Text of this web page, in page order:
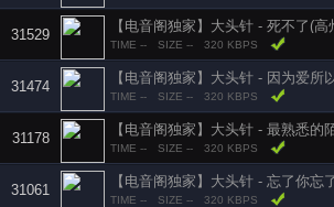
31529
【电音阁独家】大头针 - 死不了(
TIME -- SIZE -- 320 KBPS
31474
【电音阁独家】大头针 - 因为爱
TIME -- SIZE -- 320 KBPS
31178
【电音阁独家】大头针 - 最熟悉
TIME -- SIZE -- 320 KBPS
31061
【电音阁独家】大头针 - 忘了你
TIME -- SIZE -- 320 KBPS